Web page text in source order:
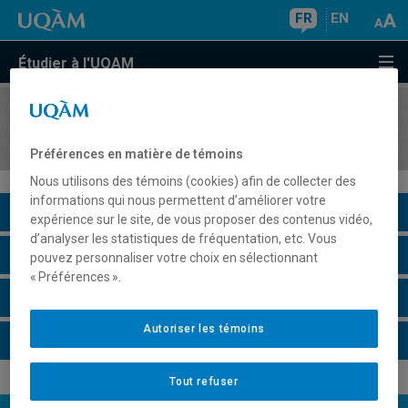
FR EN
Étudier à l'UQAM
COURS//
Description du cours
Horaire - Été 2026
Préférences en matière de témoins
Nous utilisons des témoins (cookies) afin de collecter des
informations qui nous permettent d’améliorer votre
expérience sur le site, de vous proposer des contenus vidéo,
d’analyser les statistiques de fréquentation, etc. Vous
pouvez personnaliser votre choix en sélectionnant
« Préférences ».
Tout refuser
Autoriser les témoins